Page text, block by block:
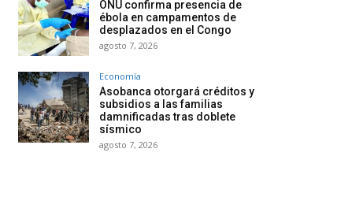
ONU confirma presencia de
ébola en campamentos de
desplazados en el Congo
agosto 7, 2026
Economía
Asobanca otorgará créditos y
subsidios a las familias
damnificadas tras doblete
sísmico
agosto 7, 2026